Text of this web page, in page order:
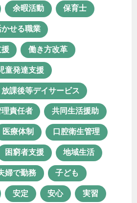
腔衛生管理
困窮者支援
婦で勤務 子ども
安定 安心
事 支援制度
後等デイサービス
日中サービス支援型
験転職
栄養管理 活動
理学療法士
余暇活動 保育士
せる職業
働き方改革
童発達支援
課後等デイサービス
責任者 共同生活援助
医療体制 口腔衛生管理
困窮者支援 地域生活
婦で勤務 子ども
安定 安心 実習